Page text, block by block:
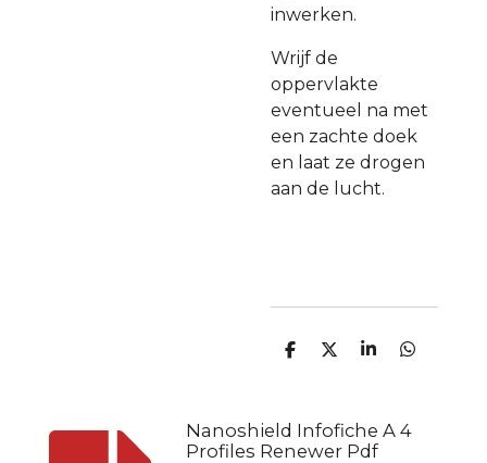
inwerken.
Wrijf de
oppervlakte
eventueel na met
een zachte doek
en laat ze drogen
aan de lucht.
D
n
D
S
e
D
n
Nanoshield Infofiche A 4
Profiles Renewer Pdf